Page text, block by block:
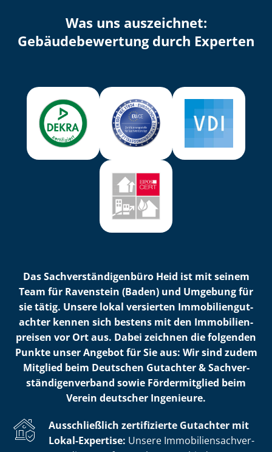
Was uns auszeichnet:
Ge­bäu­de­be­wer­tung durch Experten
Das Sach­ver­stän­di­gen­bü­ro Heid ist mit seinem
Team für Ravenstein (Baden) und Umgebung für
sie tätig. Unsere lokal versierten Im­mo­bi­li­en­gut­
ach­ter kennen sich bestens mit den Im­mo­bi­li­en­
prei­sen vor Ort aus. Dabei zeichnen die folgenden
Punkte unser Angebot für Sie aus: Wir sind zudem
Mitglied beim Deutschen Gutachter & Sach­ver­
stän­di­gen­ver­band sowie Fördermitglied beim
Verein deutscher Ingenieure.
Ausschließlich zertifizierte Gutachter mit
Lokal-Expertise: Unsere Im­mo­bi­li­en­sach­ver­